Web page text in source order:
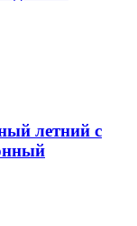
летний с